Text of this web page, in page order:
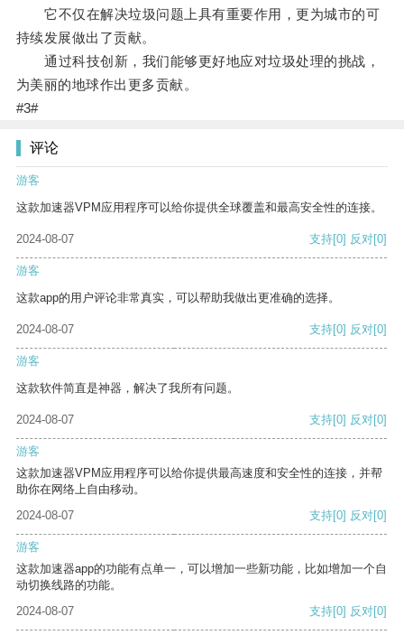
它不仅在解决垃圾问题上具有重要作用，更为城市的可
持续发展做出了贡献。
通过科技创新，我们能够更好地应对垃圾处理的挑战，
为美丽的地球作出更多贡献。
#3#
评论
游客
这款加速器VPM应用程序可以给你提供全球覆盖和最高安全性的连接。
2024-08-07 支持[0] 反对[0]
游客
这款app的用户评论非常真实，可以帮助我做出更准确的选择。
2024-08-07 支持[0] 反对[0]
游客
这款软件简直是神器，解决了我所有问题。
2024-08-07 支持[0] 反对[0]
游客
这款加速器VPM应用程序可以给你提供最高速度和安全性的连接，并帮
助你在网络上自由移动。
2024-08-07
支持[0] 反对[0]
游客
这款加速器app的功能有点单一，可以增加一些新功能，比如增加一个自
动切换线路的功能。
2024-08-07
支持[0] 反对[0]